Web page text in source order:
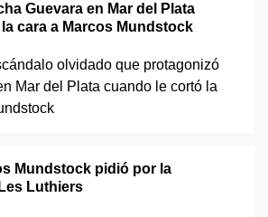
Guevara en Mar del Plata
cara a Marcos Mundstock
Mundstock pidió por la
Luthiers